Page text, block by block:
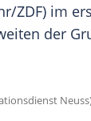
ZDF) im
der